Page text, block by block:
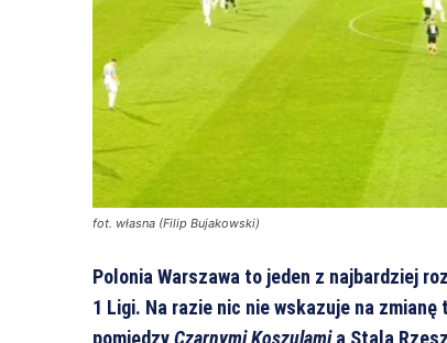
fot. własna (Filip Bujakowski)
Polonia Warszawa to jeden z najbardziej
1 Ligi. Na razie nic nie wskazuje na
pomiędzyCzarnymi Koszulamia Stalą